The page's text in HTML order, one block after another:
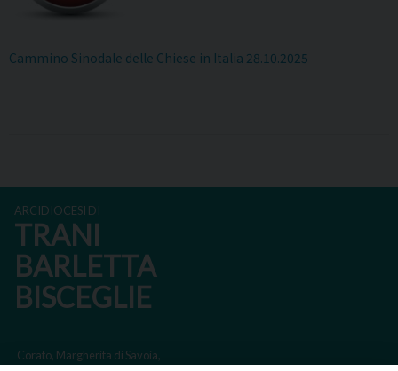
Cammino Sinodale delle Chiese in Italia 28.10.2025
ARCIDIOCESI DI
TRANI
BARLETTA
BISCEGLIE
Corato, Margherita di Savoia,